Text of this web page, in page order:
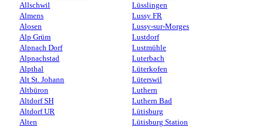
Allschwil
Almens
Alosen
Alp Grüm
Alpnach Dorf
Alpnachstad
Alpthal
Alt St. Johann
Altbüron
Altdorf SH
Altdorf UR
Alten
Lüsslingen
Lussy FR
Lussy-sur-Morges
Lustdorf
Lustmühle
Luterbach
Lüterkofen
Lüterswil
Luthern
Luthern Bad
Lütisburg
Lütisburg Station